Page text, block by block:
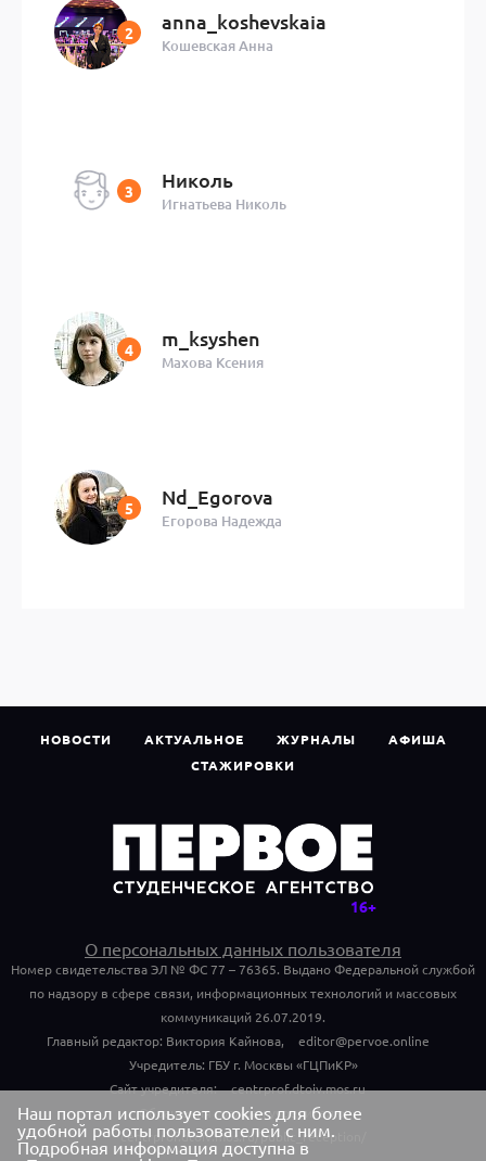
anna_koshevskaia
Кошевская Анна
Николь
Игнатьева Николь
m_ksyshen
Махова Ксения
Nd_Egorova
Егорова Надежда
НОВОСТИ АКТУАЛЬНОЕ ЖУРНАЛЫ
АФИША
СТАЖИРОВКИ
О персональных данных пользователя
Номер свидетельства ЭЛ № ФС 77 – 76365. Выдано Федеральной службой
по надзору в сфере связи, информационных технологий и массовых
коммуникаций 26.07.2019.
Главный редактор: Виктория Кайнова,
editor@pervoe.online
Учредитель: ГБУ г. Москвы «ГЦПиКР»
Сайт учредителя:
centrprof.dtoiv.mos.ru
Обращения граждан учредителю:
centrprof.dtoiv.mos.ru/public_reception/
Наш портал использует cookies для более
удобной работы пользователей с ним.
Подробная информация доступна в